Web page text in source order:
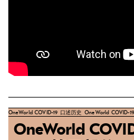
OneWorld COVID-19 口述历史 OneWorld COVID-
OneWorld